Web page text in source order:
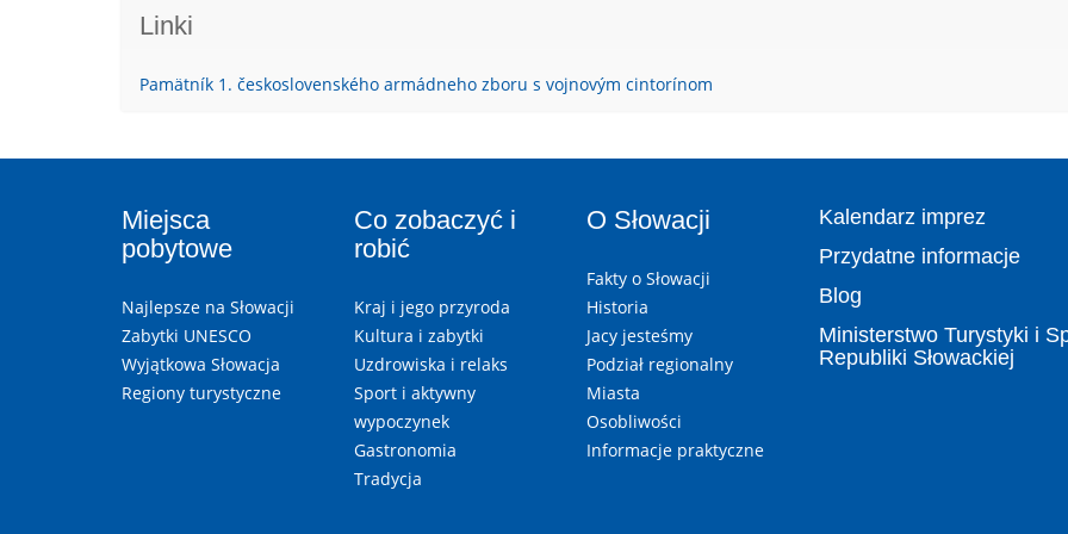
Linki
Pamätník 1. československého armádneho zboru s vojnovým cintorínom
Miejsca
pobytowe
Najlepsze na Słowacji
Zabytki UNESCO
Wyjątkowa Słowacja
Regiony turystyczne
Co zobaczyć i
robić
Kraj i jego przyroda
Kultura i zabytki
Uzdrowiska i relaks
Sport i aktywny
wypoczynek
Gastronomia
Tradycja
O Słowacji
Fakty o Słowacji
Historia
Jacy jesteśmy
Podział regionalny
Miasta
Osobliwości
Informacje praktyczne
Kalendarz imprez
Przydatne informacje
Blog
Ministerstwo Turystyki i
Republiki Słowackiej